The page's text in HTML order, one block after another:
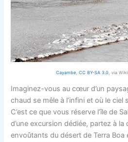
Cayambe, CC BY-SA 3.0 , via
Imaginez-vous au cœur d’un
chaud se mêle à l’infini et où le ciel
C’est ce que vous réserve l’île de
d’une excursion dédiée, partez à
envoûtants du désert de Terra Boa